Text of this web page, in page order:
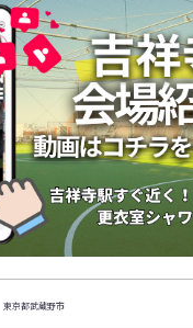
東京都武蔵野市